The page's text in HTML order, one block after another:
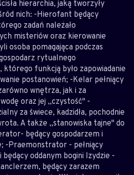
hierarchia, jaką tworzyły
nich: -Hierofant będący
zadań należało
misteriów oraz kierowanie
osoba pomagająca podczas
rytualnego
funkcją było zapowiadanie
postanowień; -Kelar pełniący
wnętrza, jak i za
oraz jej ,,czystość" -
za świece, kadzidła, pochodnie
A także ,,stanowiska tajne" do
będący gospodarzem i
-Praemonstrator - pełniący
oddanym bogini Izydzie -
będący zarazem